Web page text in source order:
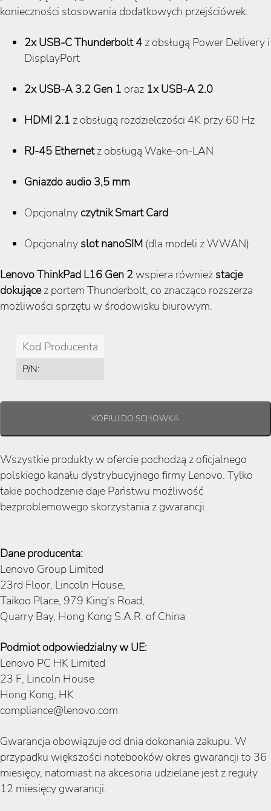
konieczności stosowania dodatkowych przejściówek:
2x USB-C Thunderbolt 4 z obsługą Power Delivery i
DisplayPort
2x USB-A 3.2 Gen 1 oraz 1x USB-A 2.0
HDMI 2.1 z obsługą rozdzielczości 4K przy 60 Hz
RJ-45 Ethernet z obsługą Wake-on-LAN
Gniazdo audio 3,5 mm
Opcjonalny czytnik Smart Card
Opcjonalny slot nanoSIM (dla modeli z WWAN)
Lenovo ThinkPad L16 Gen 2wspiera również stacje
dokujące z portem Thunderbolt, co znacząco rozszerza
możliwości sprzętu w środowisku biurowym.
Kod Producenta
P/N:
Wszystkie produkty w ofercie pochodzą z oficjalnego
polskiego kanału dystrybucyjnego firmy Lenovo. Tylko
takie pochodzenie daje Państwu możliwość
bezproblemowego skorzystania z gwarancji.
Dane producenta:
Lenovo Group Limited
23rd Floor, Lincoln House,
Taikoo Place, 979 King's Road,
Quarry Bay, Hong Kong S.A.R. of China
Podmiot odpowiedzialny w UE:
Lenovo PC HK Limited
23 F, Lincoln House
Hong Kong, HK
compliance@lenovo.com
Gwarancja obowiązuje od dnia dokonania zakupu. W
przypadku większości notebooków okres gwarancji to 36
miesięcy, natomiast na akcesoria udzielane jest z reguły
12 miesięcy gwarancji.